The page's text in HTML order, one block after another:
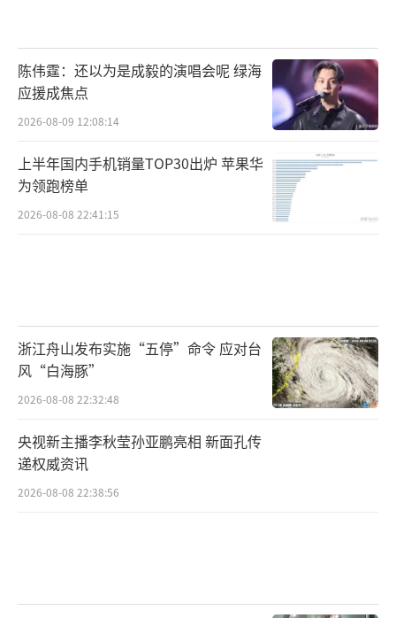
陈伟霆：还以为是成毅的演唱会呢 绿海
应援成焦点
2026-08-09 12:08:14
上半年国内手机销量TOP30出炉 苹果华
为领跑榜单
2026-08-08 22:41:15
浙江舟山发布实施“五停”命令 应对台
风“白海豚”
2026-08-08 22:32:48
央视新主播李秋莹孙亚鹏亮相 新面孔传
递权威资讯
2026-08-08 22:38:56